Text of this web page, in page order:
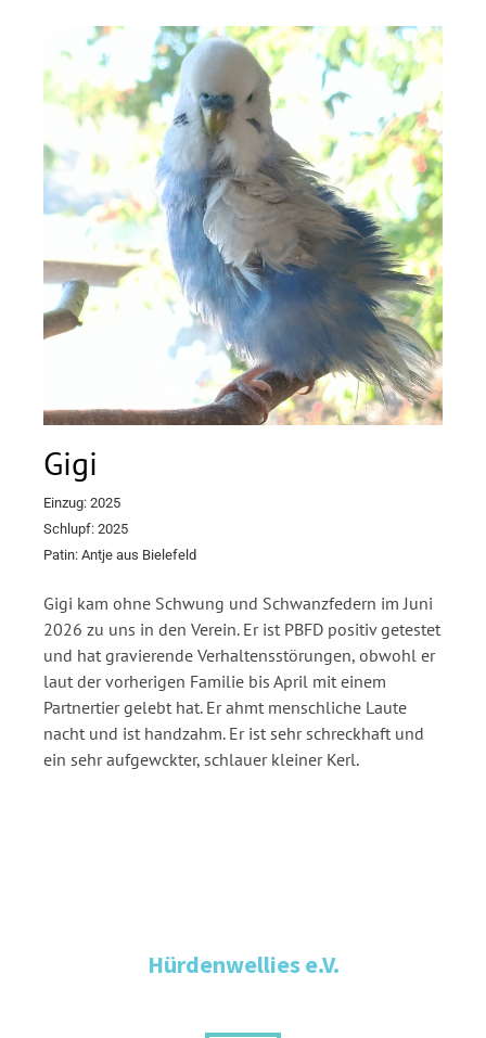
Gigi
Einzug: 2025
Schlupf: 2025
Patin: Antje aus Bielefeld
Gigi kam ohne Schwung und Schwanzfedern im Juni
2026 zu uns in den Verein. Er ist PBFD positiv getestet
und hat gravierende Verhaltensstörungen, obwohl er
laut der vorherigen Familie bis April mit einem
Partnertier gelebt hat. Er ahmt menschliche Laute
nacht und ist handzahm. Er ist sehr schreckhaft und
ein sehr aufgewckter, schlauer kleiner Kerl.
Hürdenwellies e.V.